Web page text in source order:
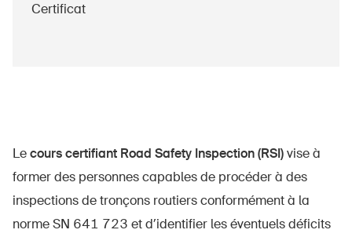
Certificat
Lecours certifiant Road Safety Inspection (RSI)vise à
former des personnes capables de procéder à des
inspections de tronçons routiers conformément à la
norme SN 641 723 et d’identifier les éventuels déficits